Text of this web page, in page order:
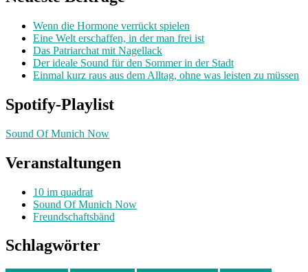
Wenn die Hormone verrückt spielen
Eine Welt erschaffen, in der man frei ist
Das Patriarchat mit Nagellack
Der ideale Sound für den Sommer in der Stadt
Einmal kurz raus aus dem Alltag, ohne was leisten zu müssen
Spotify-Playlist
Sound Of Munich Now
Veranstaltungen
10 im quadrat
Sound Of Munich Now
Freundschaftsbänd
Schlagwörter